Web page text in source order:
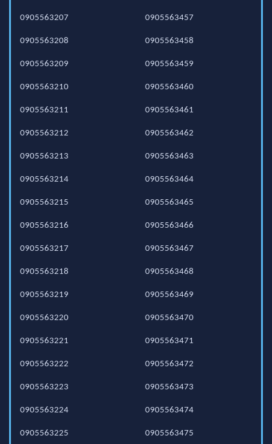
0905563207
0905563208
0905563209
0905563210
0905563211
0905563212
0905563213
0905563214
0905563215
0905563216
0905563217
0905563218
0905563219
0905563220
0905563221
0905563222
0905563223
0905563224
0905563225
0905563457
0905563458
0905563459
0905563460
0905563461
0905563462
0905563463
0905563464
0905563465
0905563466
0905563467
0905563468
0905563469
0905563470
0905563471
0905563472
0905563473
0905563474
0905563475